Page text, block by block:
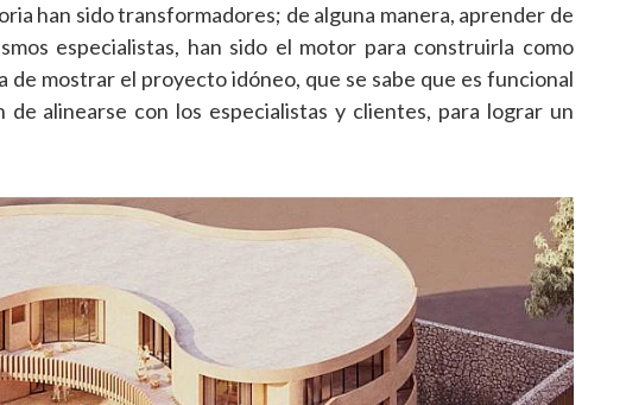
han sido transformadores; de alguna manera, aprender de
especialistas, han sido el motor para construirla como
mostrar el proyecto idóneo, que se sabe que es funcional
de alinearse con los especialistas y clientes, para lograr un